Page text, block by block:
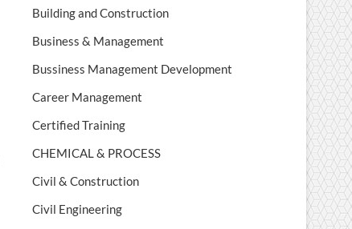
Building and Construction
Business & Management
Bussiness Management Development
Career Management
Certified Training
CHEMICAL & PROCESS
Civil & Construction
Civil Engineering